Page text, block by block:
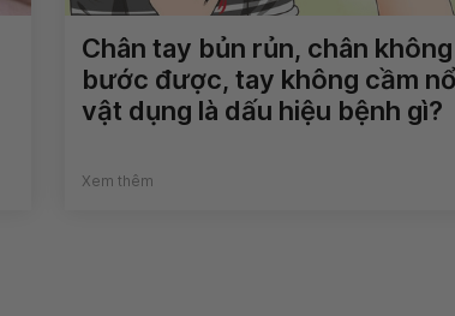
Chân tay bủn rủn, chân không
bước được, tay không cầm
vật dụng là dấu hiệu bệnh gì?
Xem thêm